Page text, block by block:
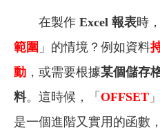
在製作 Excel 報表時
範圍 」的情境？例如資料
動 ，或需要根據某個儲存
料。這時候，「 OFFSET 」
是一個進階又實用的函數